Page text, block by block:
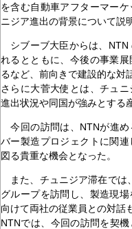
を含む自動車アフターマー
ニジア進出の背景について説
シブーブ大臣からは、NTN
れるとともに、今後の事業
るなど、前向きで建設的な対
さらに大菅大使とは、チュ
進出状況や同国が強みとする
今回の訪問は、NTNが進め
バー製造プロジェクトに関
図る貴重な機会となった。
また、チュニジア滞在では
グループを訪問し、製造現
向けて両社の従業員との対話
NTNでは、今回の訪問を契